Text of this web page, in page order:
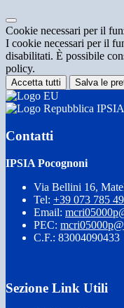
Cookie necessari per il
I cookie necessari per il
disabilitati. È possibile
policy.
Accetta tutti Salva le
Contatti
IPSIA Pocognoni
Via Bellini 16,
Tel: +39 073 785
Email:
PEC:
C.F.: 83004090433
Sezione Link Utili